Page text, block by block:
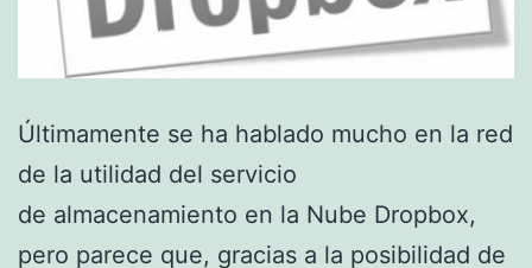
Últimamente se ha hablado mucho en la red
de la utilidad del servicio
de almacenamiento en la Nube Dropbox,
pero parece que, gracias a la posibilidad de